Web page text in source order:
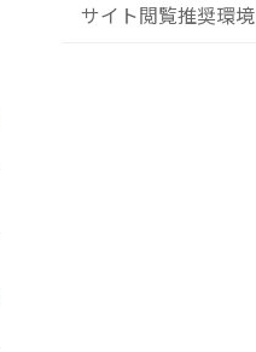
サイト閲覧推奨環境